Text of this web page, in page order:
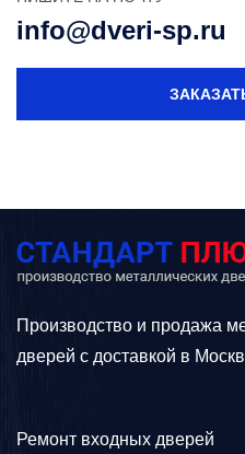
info@dveri-sp.ru
Производство и продажа
дверей с доставкой в
Ремонт входных дверей